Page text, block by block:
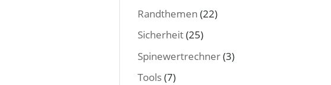
Randthemen (22)
Sicherheit(25)
Spinewertrechner(3)
Tools(7)